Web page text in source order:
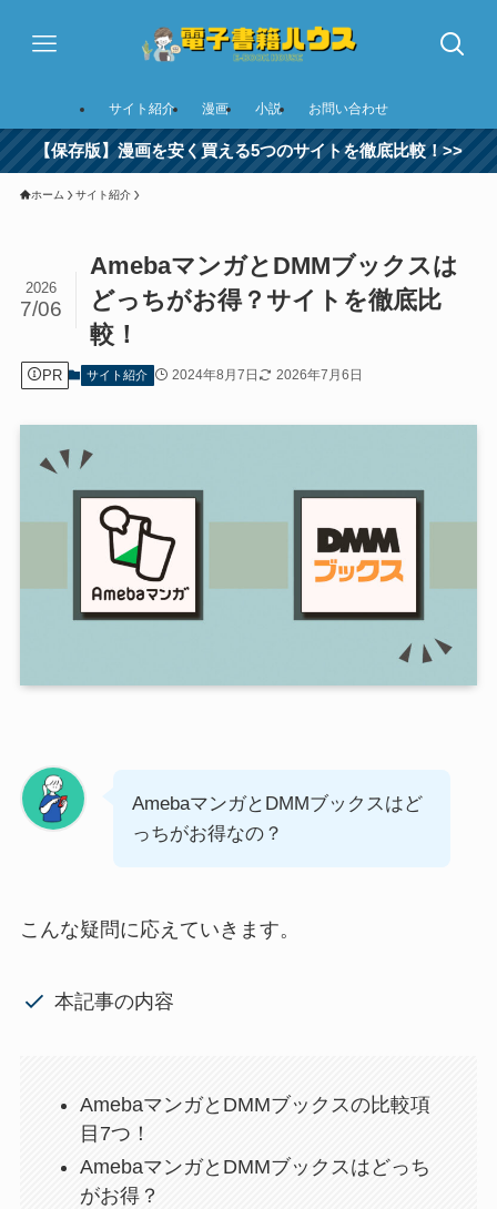
サイト紹介 漫画 小説 お問い合わせ
【保存版】漫画を安く買える5つのサイトを徹底比較！>>
ホーム サイト紹介
AmebaマンガとDMMブックスは
どっちがお得？サイトを徹底比
較！
2026
7/06
PR サイト紹介 2024年8月7日 2026年7月6日
AmebaマンガとDMMブックスはど
っちがお得なの？
こんな疑問に応えていきます。
本記事の内容
AmebaマンガとDMMブックスの比較項
目7つ！
AmebaマンガとDMMブックスはどっち
がお得？